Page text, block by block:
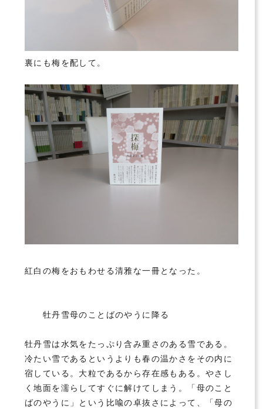
裏にも梅を配して。
紅白の梅をおもわせる清雅な一冊となった。
牡丹雪母のことばのやうに降る
牡丹雪は水気をたっぷり含み重さのある雪である。
冷たい雪であるというよりも春の温かさをその内に
宿している。大粒であるから存在感もある。やさし
く地面を濡らしてすぐに解けてしまう。「母のこと
ばのやうに」という比喩の卓抜さによって、「母の